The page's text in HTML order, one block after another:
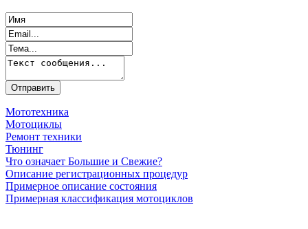
Мототехника
Мотоциклы
Ремонт техники
Тюнинг
Что означает Большие и Свежие?
Описание регистрационных процедур
Примерное описание состояния
Примерная классификация мотоциклов